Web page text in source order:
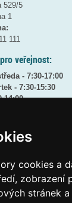
cookies a
zobrazení
stránek
529/5
1
111
veřejnost:
- 7:30-17:00
- 7:30-15:30
14:00
ZDE)
govcz
vidaawt